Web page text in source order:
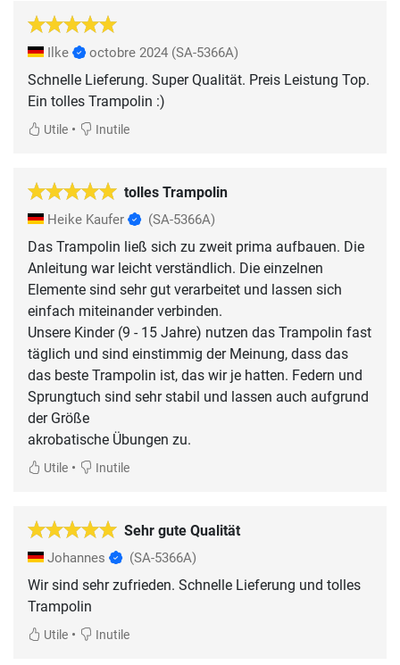
Ilke octobre 2024 (SA-5366A)
Schnelle Lieferung. Super Qualität. Preis Leistung Top.
Ein tolles Trampolin :)
Utile • Inutile
tolles Trampolin
Heike Kaufer (SA-5366A)
Das Trampolin ließ sich zu zweit prima aufbauen. Die
Anleitung war leicht verständlich. Die einzelnen
Elemente sind sehr gut verarbeitet und lassen sich
einfach miteinander verbinden.
Unsere Kinder (9 - 15 Jahre) nutzen das Trampolin fast
täglich und sind einstimmig der Meinung, dass das
das beste Trampolin ist, das wir je hatten. Federn und
Sprungtuch sind sehr stabil und lassen auch aufgrund
der Größe
Utile • Inutile
Sehr gute Qualität
Johannes (SA-5366A)
Wir sind sehr zufrieden. Schnelle Lieferung und tolles
Trampolin
Utile • Inutile